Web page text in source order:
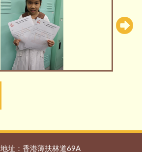
地址：香港薄扶林道69A